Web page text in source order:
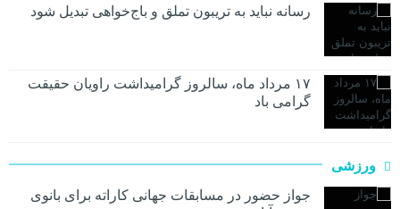
رسانه نباید به تریبون تملق و باج‌خواهی تبدیل شود
۱۷ مرداد ماه، سالروز گرامیداشت راویان حقیقت
گرامی باد
ورزشی
جواز حضور در مسابقات جهانی کاراته برای بانوی